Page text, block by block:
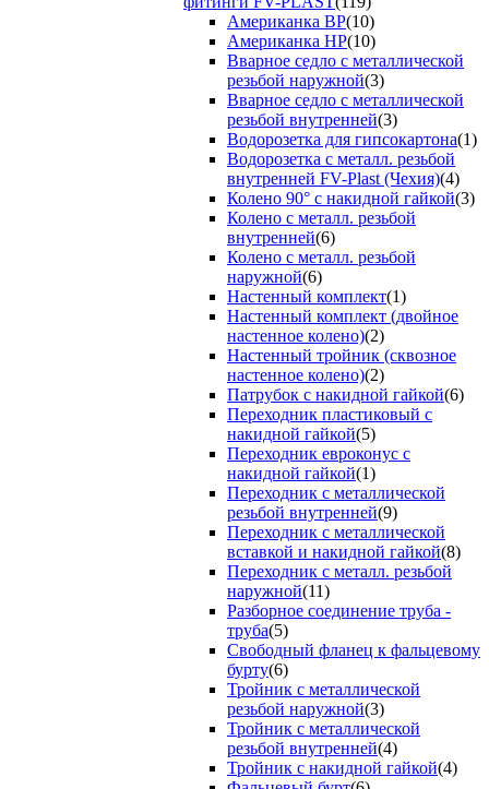
Американка ВР(10)
Американка НР(10)
Вварное седло с металлической
резьбой наружной(3)
Вварное седло с металлической
резьбой внутренней(3)
Водорозетка для гипсокартона(1)
Водорозетка с металл. резьбой
внутренней FV-Plast (Чехия)(4)
Колено 90° с накидной гайкой(3)
Колено с металл. резьбой
внутренней(6)
Колено с металл. резьбой
наружной(6)
Настенный комплект(1)
Настенный комплект (двойное
настенное колено)(2)
Настенный тройник (сквозное
настенное колено)(2)
Патрубок с накидной гайкой(6)
Переходник пластиковый с
накидной гайкой(5)
Переходник евроконус с
накидной гайкой(1)
Переходник с металлической
резьбой внутренней(9)
Переходник с металлической
вставкой и накидной гайкой(8)
Переходник с металл. резьбой
наружной(11)
Разборное соединение труба -
труба(5)
Свободный фланец к фальцевому
бурту(6)
Тройник с металлической
резьбой наружной(3)
Тройник с металлической
резьбой внутренней(4)
Тройник с накидной гайкой(4)